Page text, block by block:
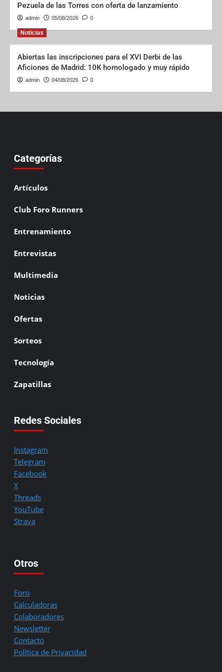
Pezuela de las Torres con oferta de lanzamiento
admin 05/08/2026 0
Noticias
Abiertas las inscripciones para el XVI Derbi de las
Aficiones de Madrid: 10K homologado y muy rápido
admin 04/08/2026 0
Categorías
Artículos
Club Foro Runners
Entrenamiento
Entrevistas
Multimedia
Noticias
Ofertas
Sorteos
Tecnología
Zapatillas
Redes Sociales
Instagram
Telegram
Facebook
X
Threads
YouTube
Strava
Otros
Foro
Calculadoras
Colaboradores
Newsletter
Contacto
Política de Privacidad